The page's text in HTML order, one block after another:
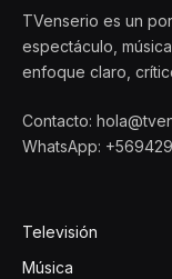
TVenserio es un
espectáculo,
enfoque claro,
Contacto:
WhatsApp:
Televisión
Música